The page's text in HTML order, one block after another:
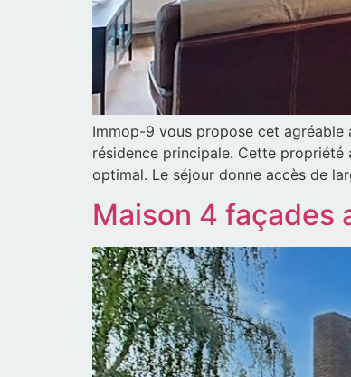
Immop-9 vous propose cet
résidence principale. Cette propriété
optimal. Le séjour donne accès de
Maison 4 façades